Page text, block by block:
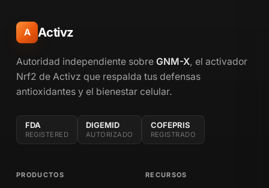
A Activz
Autoridad independiente sobre GNM-X, el activador
Nrf2 de Activz que respalda tus defensas
antioxidantes y el bienestar celular.
FDA
REGISTERED
DIGEMID
AUTORIZADO
COFEPRIS
REGISTRADO
PRODUCTOS RECURSOS